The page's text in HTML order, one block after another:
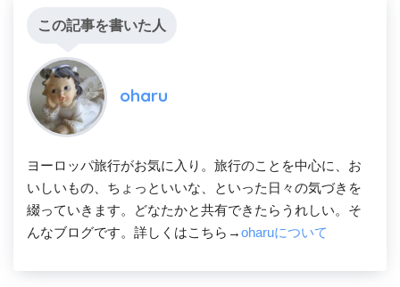
この記事を書いた人
oharu
ヨーロッパ旅行がお気に入り。旅行のことを中心に、お
いしいもの、ちょっといいな、といった日々の気づきを
綴っていきます。どなたかと共有できたらうれしい。そ
んなブログです。詳しくはこちら→oharuについて